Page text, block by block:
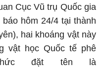
Cục Vũ trụ Quốc gia
hôm 24/4 tại thành
hai khoáng vật này
vật học Quốc tế phê
đặt tên là